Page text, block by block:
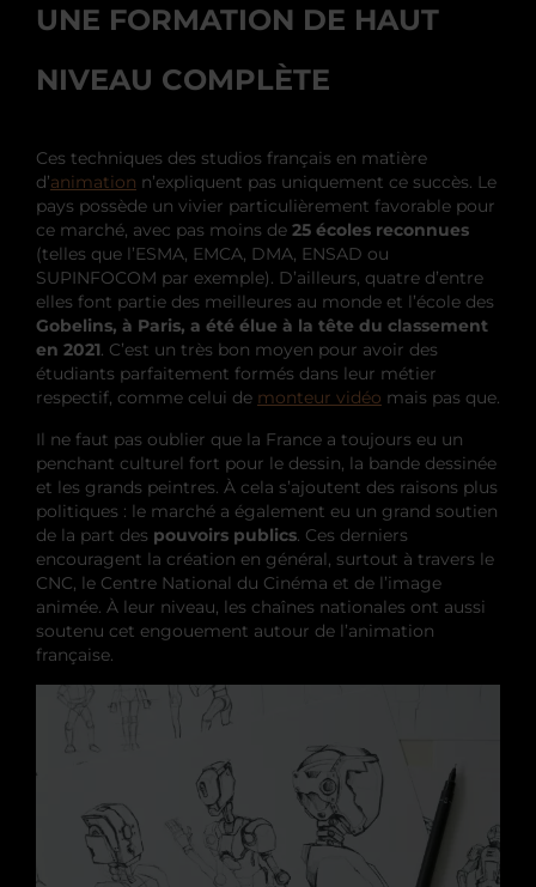
UNE FORMATION DE HAUT
NIVEAU COMPLÈTE
Ces techniques des studios français en matière
d’animation n’expliquent pas uniquement ce succès. Le
pays possède un vivier particulièrement favorable pour
ce marché, avec pas moins de 25 écoles reconnues
(telles que l’ESMA, EMCA, DMA, ENSAD ou
SUPINFOCOM par exemple). D’ailleurs, quatre d’entre
elles font partie des meilleures au monde et l’école des
Gobelins, à Paris, a été élue à la tête du classement
en 2021. C’est un très bon moyen pour avoir des
étudiants parfaitement formés dans leur métier
respectif, comme celui de monteur vidéo mais pas que.
Il ne faut pas oublier que la France a toujours eu un
penchant culturel fort pour le dessin, la bande dessinée
et les grands peintres. À cela s’ajoutent des raisons plus
politiques : le marché a également eu un grand soutien
de la part des pouvoirs publics. Ces derniers
encouragent la création en général, surtout à travers le
CNC, le Centre National du Cinéma et de l’image
animée. À leur niveau, les chaînes nationales ont aussi
soutenu cet engouement autour de l’animation
française.